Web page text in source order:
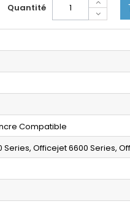
Quantité
Compatible
Series, Officejet 6600 Series,